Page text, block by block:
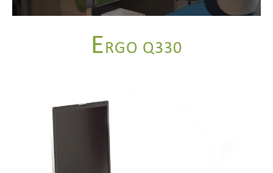
ERGO Q330